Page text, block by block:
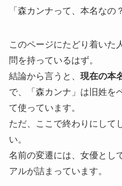
「森カンナって、本名なの
このページにたどり着いた
問を持っているはず。
結論から言うと、 現在の本
で、「森カンナ」は旧姓を
て使っています。
ただ、ここで終わりにして
い。
名前の変遷には、女優とし
アルが詰まっています。